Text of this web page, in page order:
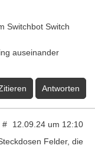
Switchbot Switch
auseinander
Antworten
# 12.09.24 um 12:10
Felder, die